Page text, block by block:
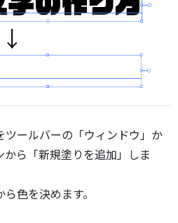
ツールバーの「ウィンドウ」か
ら「新規塗りを追加」しま
色を決めます。